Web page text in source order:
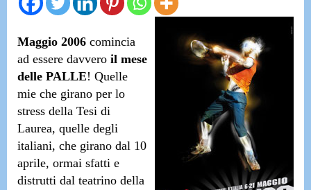
i
a
t
i
o
n
Maggio 2006 comincia
ad essere davvero il mese
delle PALLE! Quelle
mie che girano per lo
stress della Tesi di
Laurea, quelle degli
italiani, che girano dal 10
aprile, ormai sfatti e
distrutti dal teatrino della